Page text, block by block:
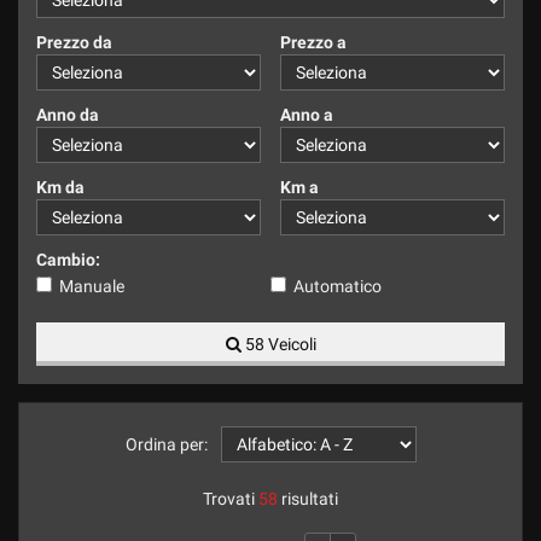
Prezzo da Prezzo a
Anno da Anno a
Km da Km a
Cambio:
Manuale
Automatico
58 Veicoli
Ordina per:
Trovati 58 risultati
tracciamento
che
adottiamo
per
offrire
le
funzionalità
e
svolgere
attività
di
seguito
descritte.
ottenere